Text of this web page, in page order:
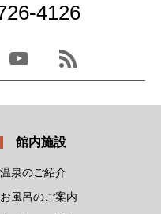
4126
館内施設
温泉のご紹介
お風呂のご案内